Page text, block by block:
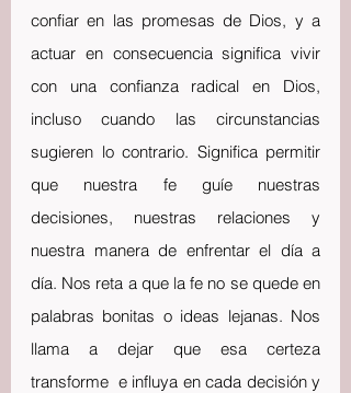
confiar en las promesas de Dios, y a
actuar en consecuencia significa vivir
con una confianza radical en Dios,
incluso cuando las circunstancias
sugieren lo contrario. Significa permitir
que nuestra fe guíe nuestras
decisiones, nuestras relaciones y
nuestra manera de enfrentar el día a
día. Nos reta a que la fe no se quede en
palabras bonitas o ideas lejanas. Nos
llama a dejar que esa certeza
transforme  e influya en cada decisión y